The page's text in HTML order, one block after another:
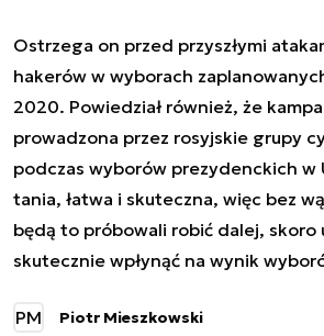
Ostrzega on przed przyszłymi
hakerów w wyborach
2020. Powiedział również, że
prowadzona przez rosyjskie grupy
podczas wyborów prezydenckich w
tania, łatwa i skuteczna, więc bez
będą to próbowali robić dalej, skoro
skutecznie wpłynąć na wynik
PM Piotr Mieszkowski